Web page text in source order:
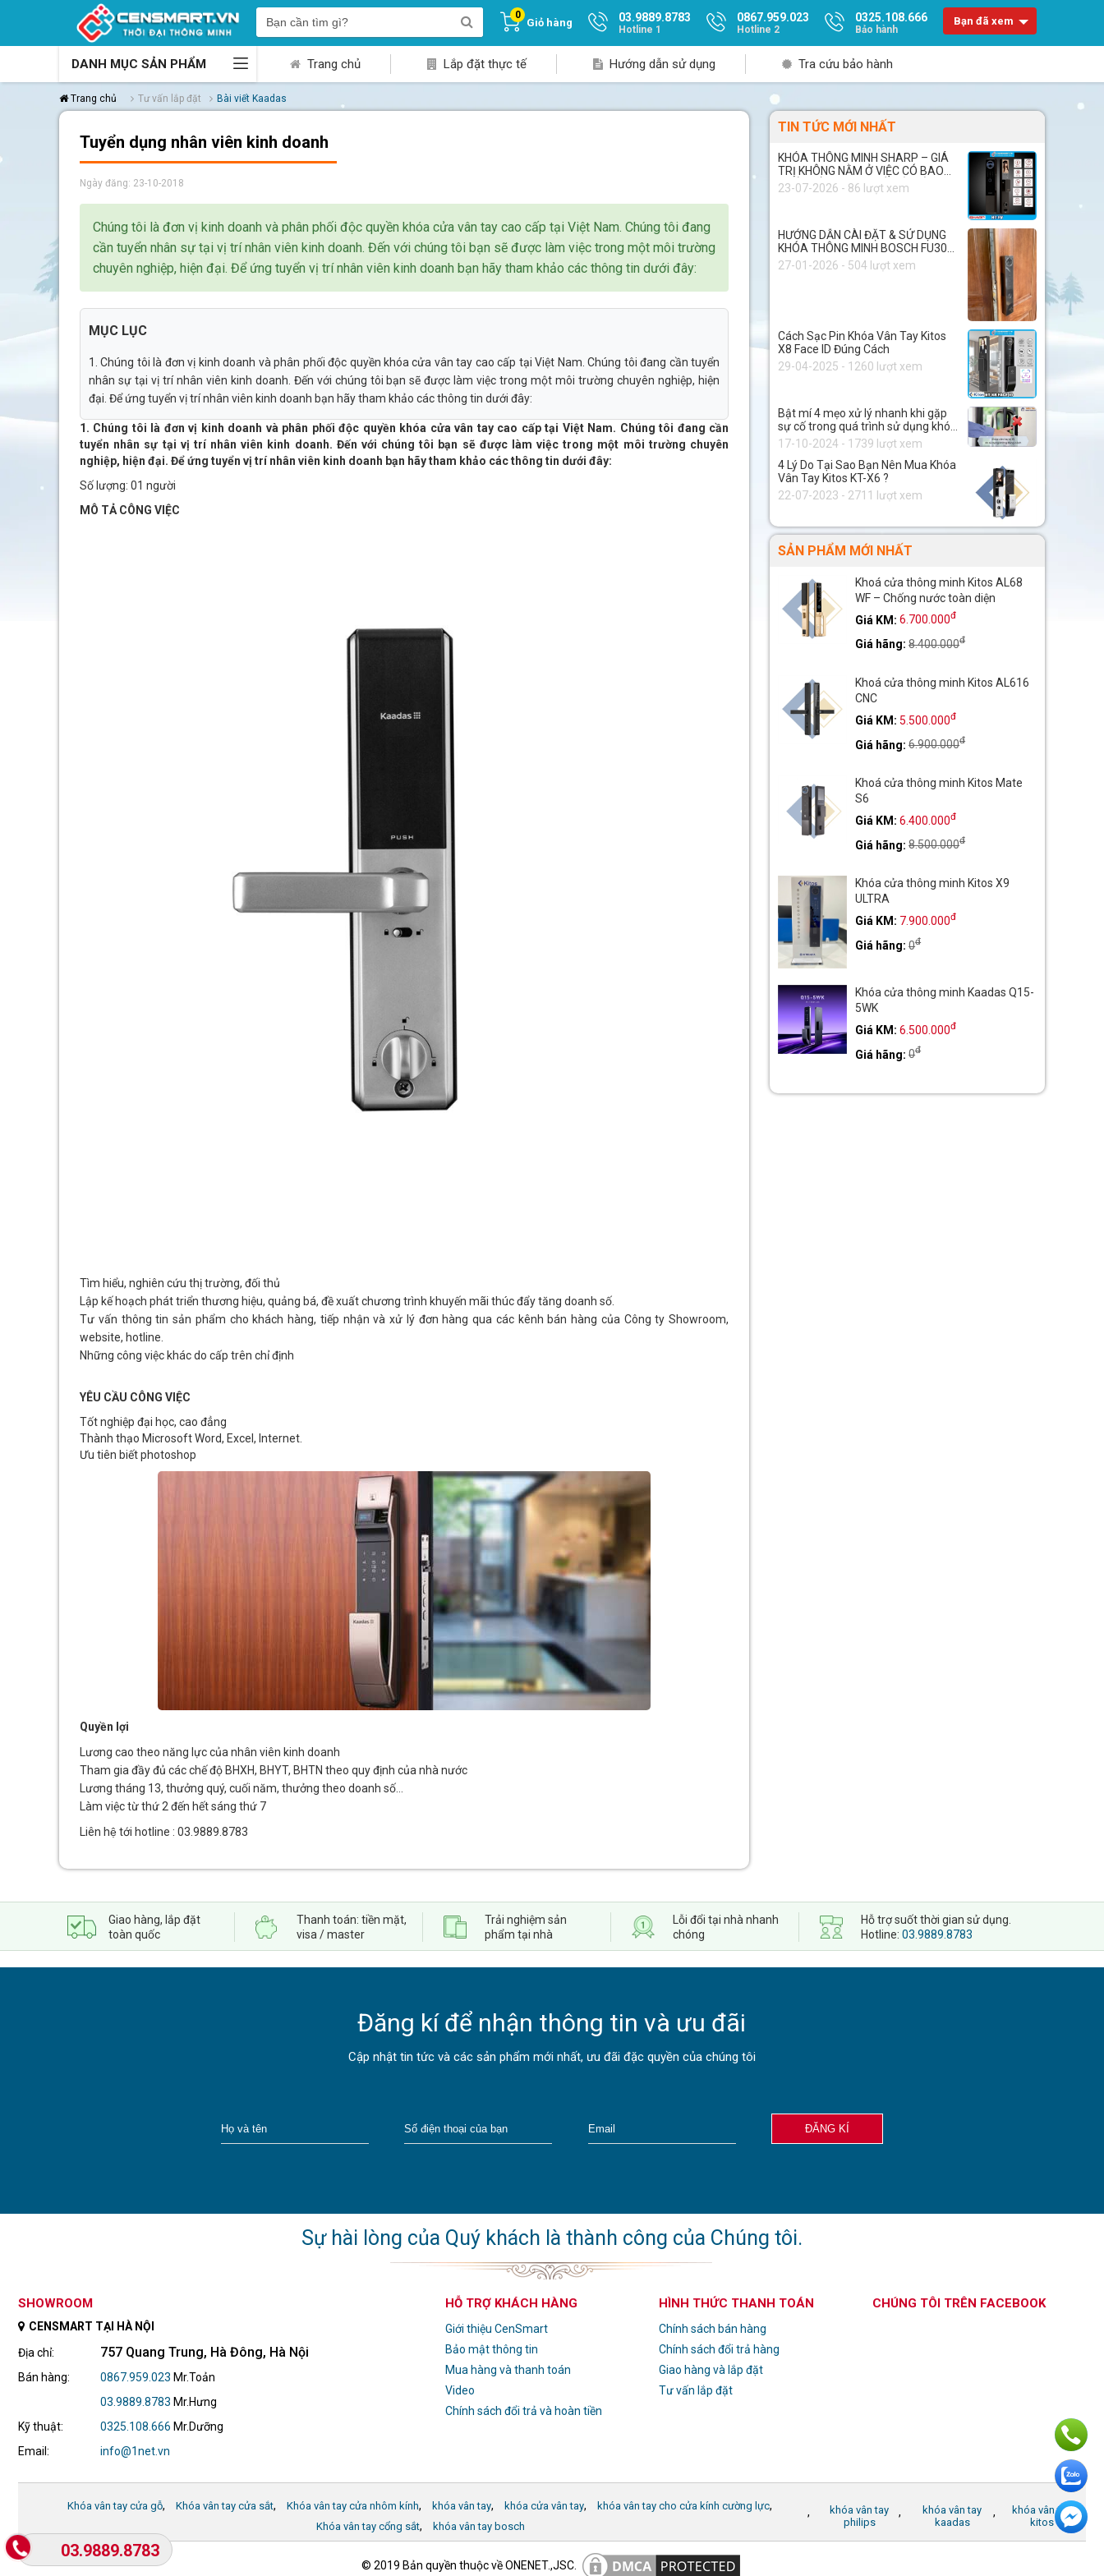
0
Giỏ hàng 03.9889.8783
Hotline 1
0867.959.023
Hotline 2
0325.108.666
Bảo hành
Bạn đã xem
DANH MỤC SẢN PHẨM Trang chủ Lắp đặt thực tế Hướng dẫn sử dụng Tra cứu bảo hành
Trang chủ Tư vấn lắp đặt Bài viết Kaadas
Tuyển dụng nhân viên kinh doanh
Ngày đăng: 23-10-2018
Chúng tôi là đơn vị kinh doanh và phân phối độc quyền khóa cửa vân tay cao cấp tại Việt Nam. Chúng tôi đang
cần tuyển nhân sự tại vị trí nhân viên kinh doanh. Đến với chúng tôi bạn sẽ được làm việc trong một môi trường
chuyên nghiệp, hiện đại. Để ứng tuyển vị trí nhân viên kinh doanh bạn hãy tham khảo các thông tin dưới đây:
MỤC LỤC
1. Chúng tôi là đơn vị kinh doanh và phân phối độc quyền khóa cửa vân tay cao cấp tại Việt Nam. Chúng tôi đang cần tuyển
nhân sự tại vị trí nhân viên kinh doanh. Đến với chúng tôi bạn sẽ được làm việc trong một môi trường chuyên nghiệp, hiện
đại. Để ứng tuyển vị trí nhân viên kinh doanh bạn hãy tham khảo các thông tin dưới đây:
1. Chúng tôi là đơn vị kinh doanh và phân phối độc quyền khóa cửa vân tay cao cấp tại Việt Nam. Chúng tôi đang cần
tuyển nhân sự tại vị trí nhân viên kinh doanh. Đến với chúng tôi bạn sẽ được làm việc trong một môi trường chuyên
nghiệp, hiện đại. Để ứng tuyển vị trí nhân viên kinh doanh bạn hãy tham khảo các thông tin dưới đây:
Số lượng: 01 người
MÔ TẢ CÔNG VIỆC
Tìm hiểu, nghiên cứu thị trường, đối thủ
Lập kế hoạch phát triển thương hiệu, quảng bá, đề xuất chương trình khuyến mãi thúc đẩy tăng doanh số.
Tư vấn thông tin sản phẩm cho khách hàng, tiếp nhận và xử lý đơn hàng qua các kênh bán hàng của Công ty Showroom,
website, hotline.
Những công việc khác do cấp trên chỉ định
YÊU CẦU CÔNG VIỆC
Tốt nghiệp đại học, cao đẳng
Thành thạo Microsoft Word, Excel, Internet.
Ưu tiên biết photoshop
Quyền lợi
Lương cao theo năng lực của nhân viên kinh doanh
Tham gia đầy đủ các chế độ BHXH, BHYT, BHTN theo quy định của nhà nước
Lương tháng 13, thưởng quý, cuối năm, thưởng theo doanh số…
Làm việc từ thứ 2 đến hết sáng thứ 7
Liên hệ tới hotline : 03.9889.8783
TIN TỨC MỚI NHẤT
KHÓA THÔNG MINH SHARP – GIÁ
TRỊ KHÔNG NẰM Ở VIỆC CÓ BAO
NHIÊU TÍNH NĂNG, MÀ NẰM Ở
CHẤT LƯỢNG BÊN TRONG
23-07-2026 - 86 lượt xem
HƯỚNG DẪN CÀI ĐẶT & SỬ DỤNG
KHÓA THÔNG MINH BOSCH FU30
PLUS
27-01-2026 - 504 lượt xem
Cách Sạc Pin Khóa Vân Tay Kitos
X8 Face ID Đúng Cách
29-04-2025 - 1260 lượt xem
Bật mí 4 mẹo xử lý nhanh khi gặp
sự cố trong quá trình sử dụng khóa
thông minh.
17-10-2024 - 1739 lượt xem
4 Lý Do Tại Sao Bạn Nên Mua Khóa
Vân Tay Kitos KT-X6 ?
22-07-2023 - 2711 lượt xem
SẢN PHẨM MỚI NHẤT
Khoá cửa thông minh Kitos AL68
WF – Chống nước toàn diện
Giá KM:6.700.000đ
Giá hãng:8.400.000đ
Khoá cửa thông minh Kitos AL616
CNC
Giá KM:5.500.000đ
Giá hãng:6.900.000đ
Khoá cửa thông minh Kitos Mate
S6
Giá KM:6.400.000đ
Giá hãng:8.500.000đ
Khóa cửa thông minh Kitos X9
ULTRA
Giá KM: 7.900.000đ
Giá hãng:0đ
Khóa cửa thông minh Kaadas Q15-
5WK
Giá KM:6.500.000đ
Giá hãng:0đ
Giao hàng, lắp đặt
toàn quốc
Thanh toán: tiền mặt,
visa / master
Trải nghiệm sản
phẩm tại nhà
Lỗi đổi tại nhà nhanh
chóng
Hỗ trợ suốt thời gian sử dụng.
Hotline: 03.9889.8783
Đăng kí để nhận thông tin và ưu đãi
Cập nhật tin tức và các sản phẩm mới nhất, ưu đãi đặc quyền của chúng tôi
ĐĂNG KÍ
Sự hài lòng của Quý khách là thành công của Chúng tôi.
SHOWROOM
CENSMART TẠI HÀ NỘI
Địa chỉ:
757 Quang Trung, Hà Đông, Hà Nội
Bán hàng: 0867.959.023 Mr.Toản
03.9889.8783 Mr.Hưng
Kỹ thuật:
0325.108.666 Mr.Dưỡng
Email:
info@1net.vn
HỖ TRỢ KHÁCH HÀNG
Giới thiệu CenSmart
Bảo mật thông tin
Mua hàng và thanh toán
Video
Chính sách đổi trả và hoàn tiền
HÌNH THỨC THANH TOÁN
Chính sách bán hàng
Chính sách đổi trả hàng
Giao hàng và lắp đặt
Tư vấn lắp đặt
CHÚNG TÔI TRÊN FACEBOOK
Khóa vân tay cửa gỗ, Khóa vân tay cửa sắt, Khóa vân tay cửa nhôm kính, khóa vân tay, khóa cửa vân tay, khóa vân tay cho cửa kính cường lực,
Khóa vân tay cổng sắt, khóa vân tay bosch
,
khóa vân tay
philips
,
khóa vân tay
kaadas
,
khóa vân tay
kitos
© 2019 Bản quyền thuộc về ONENET.,JSC.
03.9889.8783